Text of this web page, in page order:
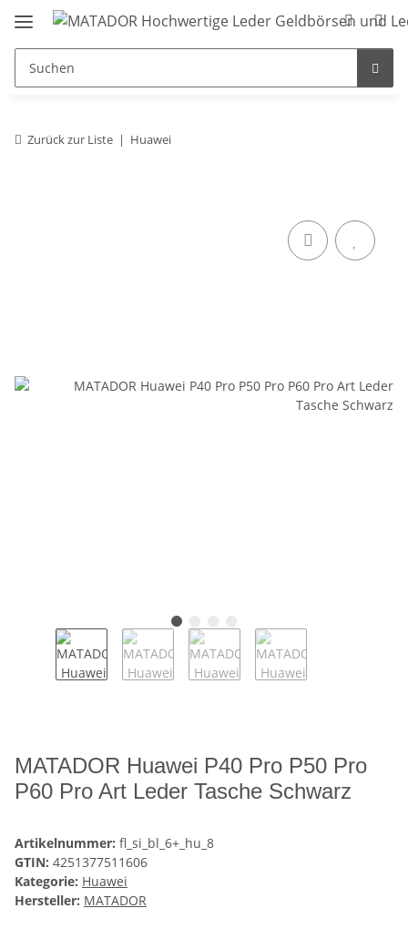
Zurück zur Liste Huawei
MATADOR Huawei P40 Pro P50 Pro
P60 Pro Art Leder Tasche Schwarz
Artikelnummer: fl_si_bl_6+_hu_8
GTIN: 4251377511606
Kategorie: Huawei
Hersteller: MATADOR